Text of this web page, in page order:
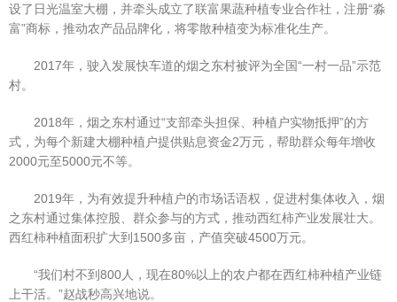
设了日光温室大棚，并牵头成立了联富果蔬种植专业合作社，注册“淼
富”商标，推动农产品品牌化，将零散种植变为标准化生产。
2017年，驶入发展快车道的烟之东村被评为全国“一村一品”示范
村。
2018年，烟之东村通过“支部牵头担保、种植户实物抵押”的方
式，为每个新建大棚种植户提供贴息资金2万元，帮助群众每年增收
2000元至5000元不等。
2019年，为有效提升种植户的市场话语权，促进村集体收入，烟
之东村通过集体控股、群众参与的方式，推动西红柿产业发展壮大。
西红柿种植面积扩大到1500多亩，产值突破4500万元。
“我们村不到800人，现在80%以上的农户都在西红柿种植产业链
上干活。”赵战秒高兴地说。